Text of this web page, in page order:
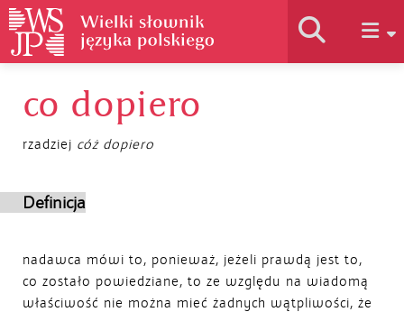
Historia słownika
Autorzy
co dopiero
rzadziej cóż dopiero
Definicja
nadawca mówi to, ponieważ, jeżeli prawdą jest to,
co zostało powiedziane, to ze względu na wiadomą
właściwość nie można mieć żadnych wątpliwości, że